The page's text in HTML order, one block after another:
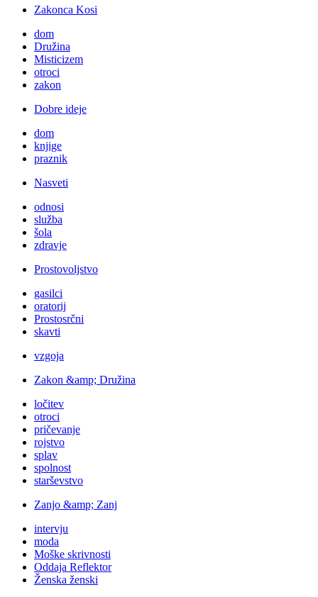
Zakonca Kosi
dom
Družina
Misticizem
otroci
zakon
Dobre ideje
dom
knjige
praznik
Nasveti
odnosi
služba
šola
zdravje
Prostovoljstvo
gasilci
oratorij
Prostosrčni
skavti
vzgoja
Zakon &amp; Družina
ločitev
otroci
pričevanje
rojstvo
splav
spolnost
starševstvo
Zanjo &amp; Zanj
intervju
moda
Moške skrivnosti
Oddaja Reflektor
Ženska ženski